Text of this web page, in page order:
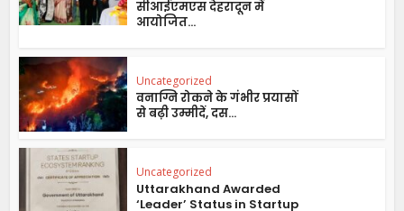
सीआईएमएस देहरादून में
आयोजित...
Uncategorized
वनाग्नि रोकने के गंभीर प्रयासों
से बढ़ी उम्मीदें, दस...
Uncategorized
Uttarakhand Awarded
‘Leader’ Status in Startup